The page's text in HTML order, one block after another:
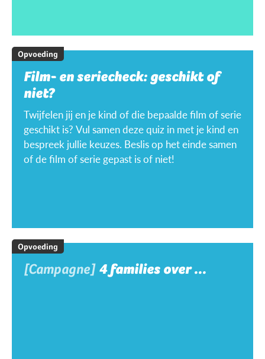
Opvoeding
Film- en seriecheck: geschikt of
niet?
Twijfelen jij en je kind of die bepaalde film of serie
geschikt is? Vul samen deze quiz in met je kind en
bespreek jullie keuzes. Beslis op het einde samen
of de film of serie gepast is of niet!
Opvoeding
[Campagne] 4 families over ...